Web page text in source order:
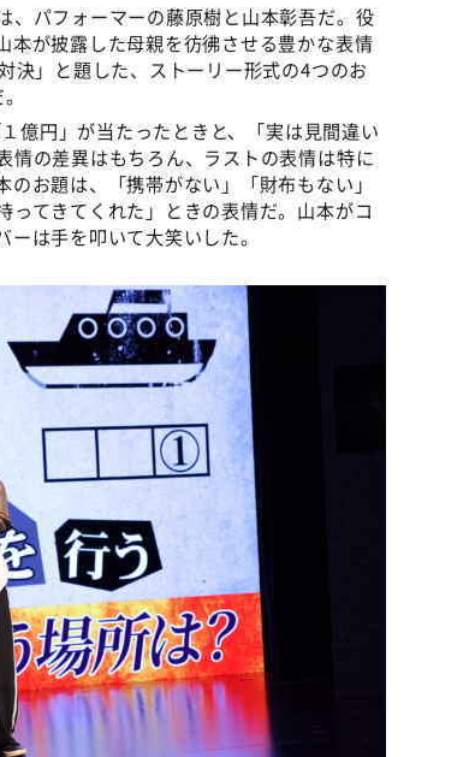
、パフォーマーの藤原樹と山本彰吾だ。役
本が披露した母親を彷彿させる豊かな表情
」と題した、ストーリー形式の4つのお
億円」が当たったときと、「実は見間違い
情の差異はもちろん、ラストの表情は特に
お題は、「携帯がない」「財布もない」
ってきてくれた」ときの表情だ。山本がコ
は手を叩いて大笑いした。